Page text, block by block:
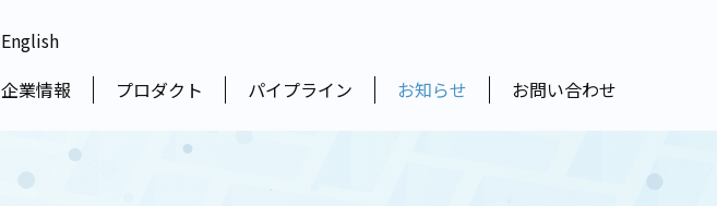
English
企業情報 プロダクト パイプライン お知らせ お問い合わせ